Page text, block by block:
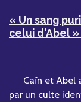
« Un sang
celui d'Abel »
Caïn et Abel
par un culte